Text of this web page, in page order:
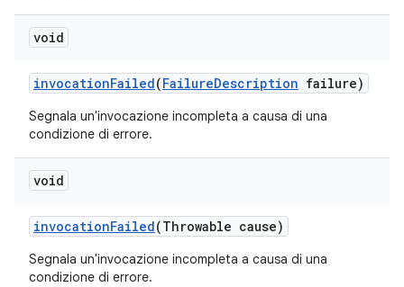
void
invocationFailed(FailureDescription failure)
Segnala un'invocazione incompleta a causa di una
condizione di errore.
void
invocationFailed(Throwable cause)
Segnala un'invocazione incompleta a causa di una
condizione di errore.